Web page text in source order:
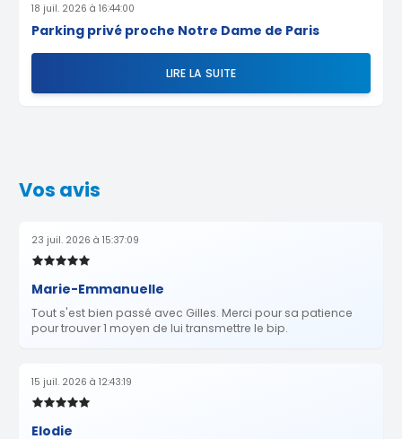
18 juil. 2026 à 16:44:00
Parking privé proche Notre Dame de Paris
LIRE LA SUITE
Vos avis
23 juil. 2026 à 15:37:09
Marie-Emmanuelle
Tout s'est bien passé avec Gilles. Merci pour sa patience
pour trouver 1 moyen de lui transmettre le bip.
15 juil. 2026 à 12:43:19
Elodie